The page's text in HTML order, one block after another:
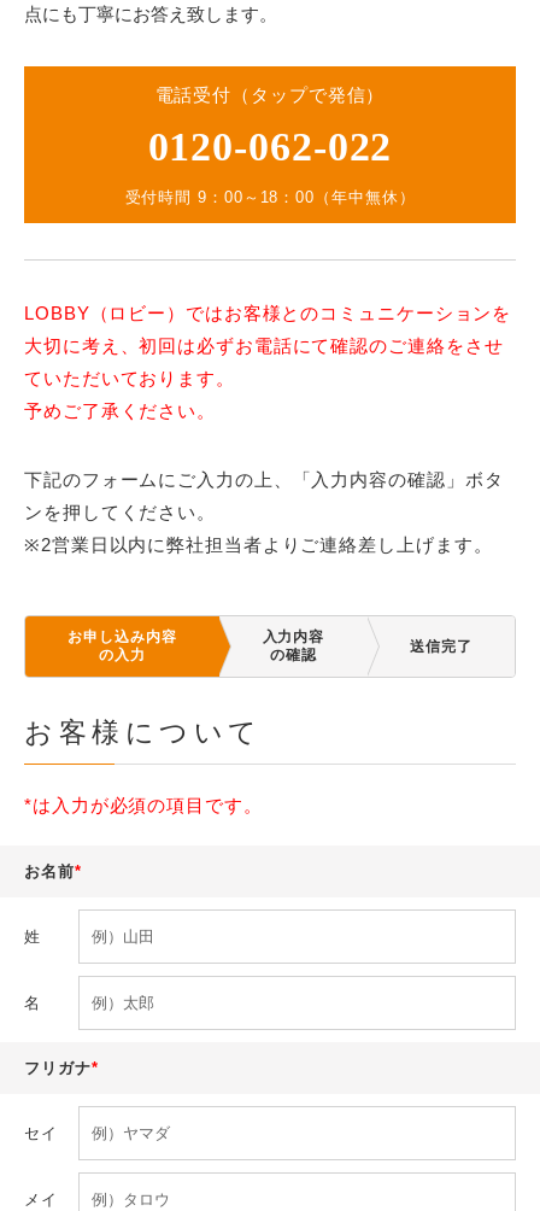
点にも丁寧にお答え致します。
電話受付（タップで発信）
0120-062-022
受付時間 9：00～18：00（年中無休）
LOBBY（ロビー）ではお客様とのコミュニケーションを
大切に考え、初回は必ずお電話にて確認のご連絡をさせ
ていただいております。
予めご了承ください。
下記のフォームにご入力の上、「入力内容の確認」ボタ
ンを押してください。
※2営業日以内に弊社担当者よりご連絡差し上げます。
お申し込み内容
の入力
入力内容
の確認
送信完了
お客様について
*は入力が必須の項目です。
お名前
姓
名
フリガナ
セイ
メイ